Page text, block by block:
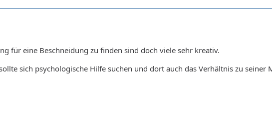
für eine Beschneidung zu finden sind doch viele sehr kreativ.
sich psychologische Hilfe suchen und dort auch das Verhältnis zu seiner